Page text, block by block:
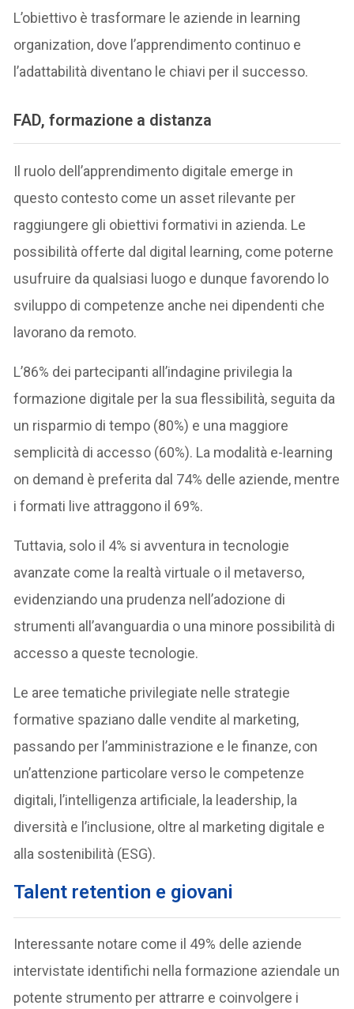
L’obiettivo è trasformare le aziende in learning
organization, dove l’apprendimento continuo e
l’adattabilità diventano le chiavi per il successo.
FAD, formazione a distanza
Il ruolo dell’apprendimento digitale emerge in
questo contesto come un asset rilevante per
raggiungere gli obiettivi formativi in azienda. Le
possibilità offerte dal digital learning, come poterne
usufruire da qualsiasi luogo e dunque favorendo lo
sviluppo di competenze anche nei dipendenti che
lavorano da remoto.
L’86% dei partecipanti all’indagine privilegia la
formazione digitale per la sua flessibilità, seguita da
un risparmio di tempo (80%) e una maggiore
semplicità di accesso (60%). La modalità e-learning
on demand è preferita dal 74% delle aziende, mentre
i formati live attraggono il 69%.
Tuttavia, solo il 4% si avventura in tecnologie
avanzate come la realtà virtuale o il metaverso,
evidenziando una prudenza nell’adozione di
strumenti all’avanguardia o una minore possibilità di
accesso a queste tecnologie.
Le aree tematiche privilegiate nelle strategie
formative spaziano dalle vendite al marketing,
passando per l’amministrazione e le finanze, con
un’attenzione particolare verso le competenze
digitali, l’intelligenza artificiale, la leadership, la
diversità e l’inclusione, oltre al marketing digitale e
alla sostenibilità (ESG).
Talent retention e giovani
Interessante notare come il 49% delle aziende
intervistate identifichi nella formazione aziendale un
potente strumento per attrarre e coinvolgere i